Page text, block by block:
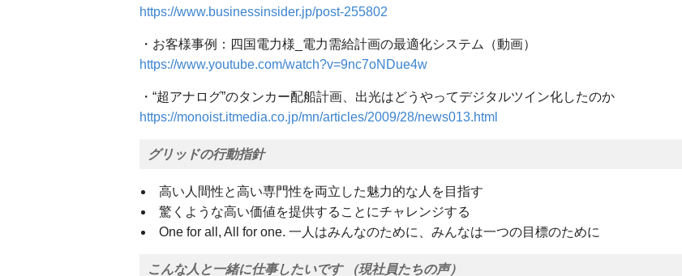
https://www.businessinsider.jp/post-255802
・お客様事例：四国電力様_電力需給計画の最適化システム（動画）
https://www.youtube.com/watch?v=9nc7oNDue4w
・“超アナログ”のタンカー配船計画、出光はどうやってデジタルツイン化したのか
https://monoist.itmedia.co.jp/mn/articles/2009/28/news013.html
グリッドの行動指針
高い人間性と高い専門性を両立した魅力的な人を目指す
驚くような高い価値を提供することにチャレンジする
One for all, All for one. 一人はみんなのために、みんなは一つの目標のために
こんな人と一緒に仕事したいです （現社員たちの声）